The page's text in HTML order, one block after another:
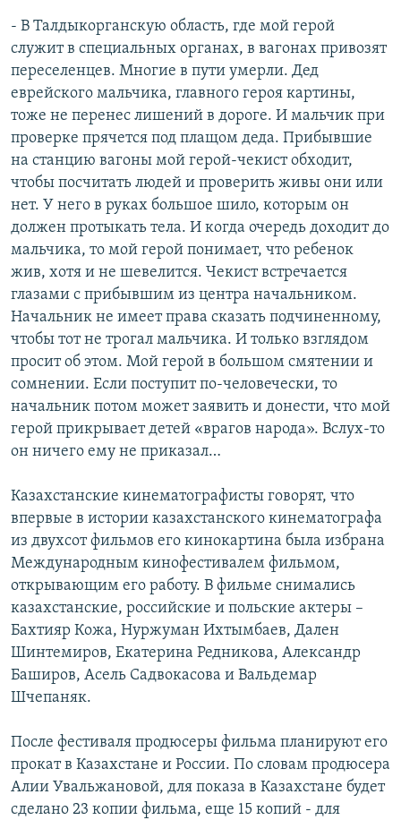
- В Талдыкорганскую область, где мой герой
служит в специальных органах, в вагонах привозят
переселенцев. Многие в пути умерли. Дед
еврейского мальчика, главного героя картины,
тоже не перенес лишений в дороге. И мальчик при
проверке прячется под плащом деда. Прибывшие
на станцию вагоны мой герой-чекист обходит,
чтобы посчитать людей и проверить живы они или
нет. У него в руках большое шило, которым он
должен протыкать тела. И когда очередь доходит до
мальчика, то мой герой понимает, что ребенок
жив, хотя и не шевелится. Чекист встречается
глазами с прибывшим из центра начальником.
Начальник не имеет права сказать подчиненному,
чтобы тот не трогал мальчика. И только взглядом
просит об этом. Мой герой в большом смятении и
сомнении. Если поступит по-человечески, то
начальник потом может заявить и донести, что мой
герой прикрывает детей «врагов народа». Вслух-то
он ничего ему не приказал…
Казахстанские кинематографисты говорят, что
впервые в истории казахстанского кинематографа
из двухсот фильмов его кинокартина была избрана
Международным кинофестивалем фильмом,
открывающим его работу. В фильме снимались
казахстанские, российские и польские актеры –
Бахтияр Кожа, Нуржуман Ихтымбаев, Дален
Шинтемиров, Екатерина Редникова, Александр
Баширов, Асель Садвокасова и Вальдемар
Шчепаняк.
После фестиваля продюсеры фильма планируют его
прокат в Казахстане и России. По словам продюсера
Алии Увальжановой, для показа в Казахстане будет
сделано 23 копии фильма, еще 15 копий - для